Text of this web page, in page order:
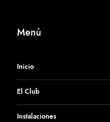
Menú
Inicio
El Club
Instalaciones